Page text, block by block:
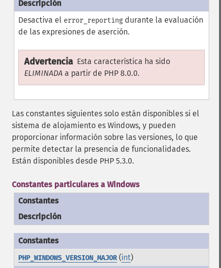
Desactiva el error_reportingdurante la evaluación
de las expresiones de aserción.
Advertencia Esta característica ha sido
ELIMINADAa partir de PHP 8.0.0.
Las constantes siguientes solo están disponibles si el
sistema de alojamiento es Windows, y pueden
proporcionar información sobre las versiones, lo que
permite detectar la presencia de funcionalidades.
Están disponibles desde PHP 5.3.0.
Constantes particulares a Windows
Constantes
Descripción
PHP_WINDOWS_VERSION_MAJOR(int)